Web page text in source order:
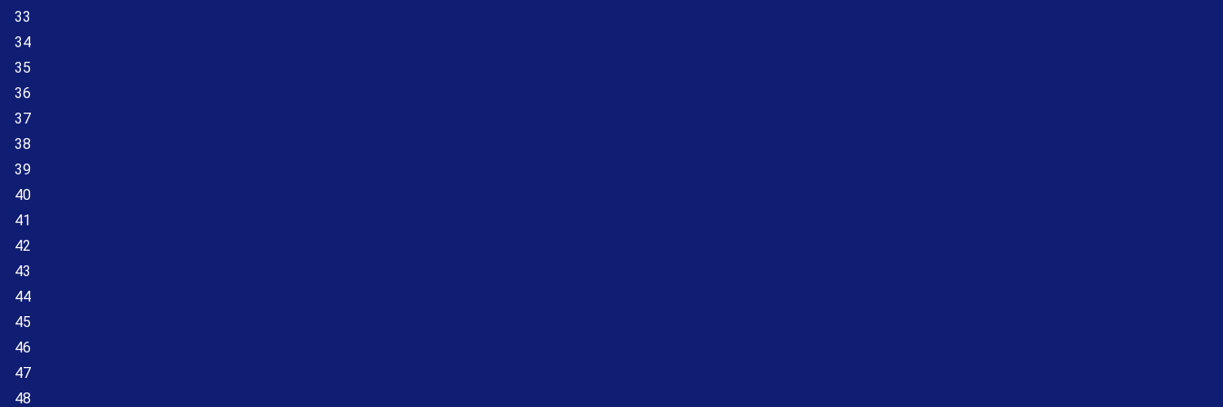
33
34
35
36
37
38
39
40
41
42
43
44
45
46
47
48